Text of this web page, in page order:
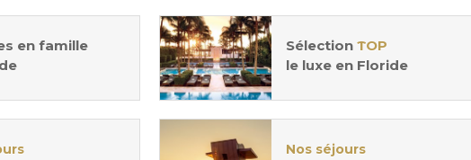
en famille
SélectionTOP
le luxe en Floride
Nos séjours